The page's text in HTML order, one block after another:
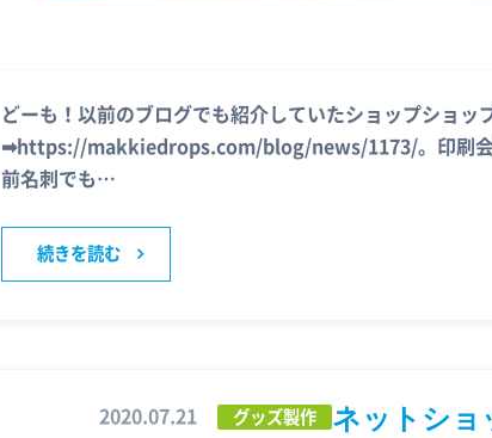
どーも！以前のブログでも紹介していたショップショッ
➡https://makkiedrops.com/blog/news/1173/。印刷会
前名刺でも…
続きを読む
2020.07.21 グッズ製作 ネットショ